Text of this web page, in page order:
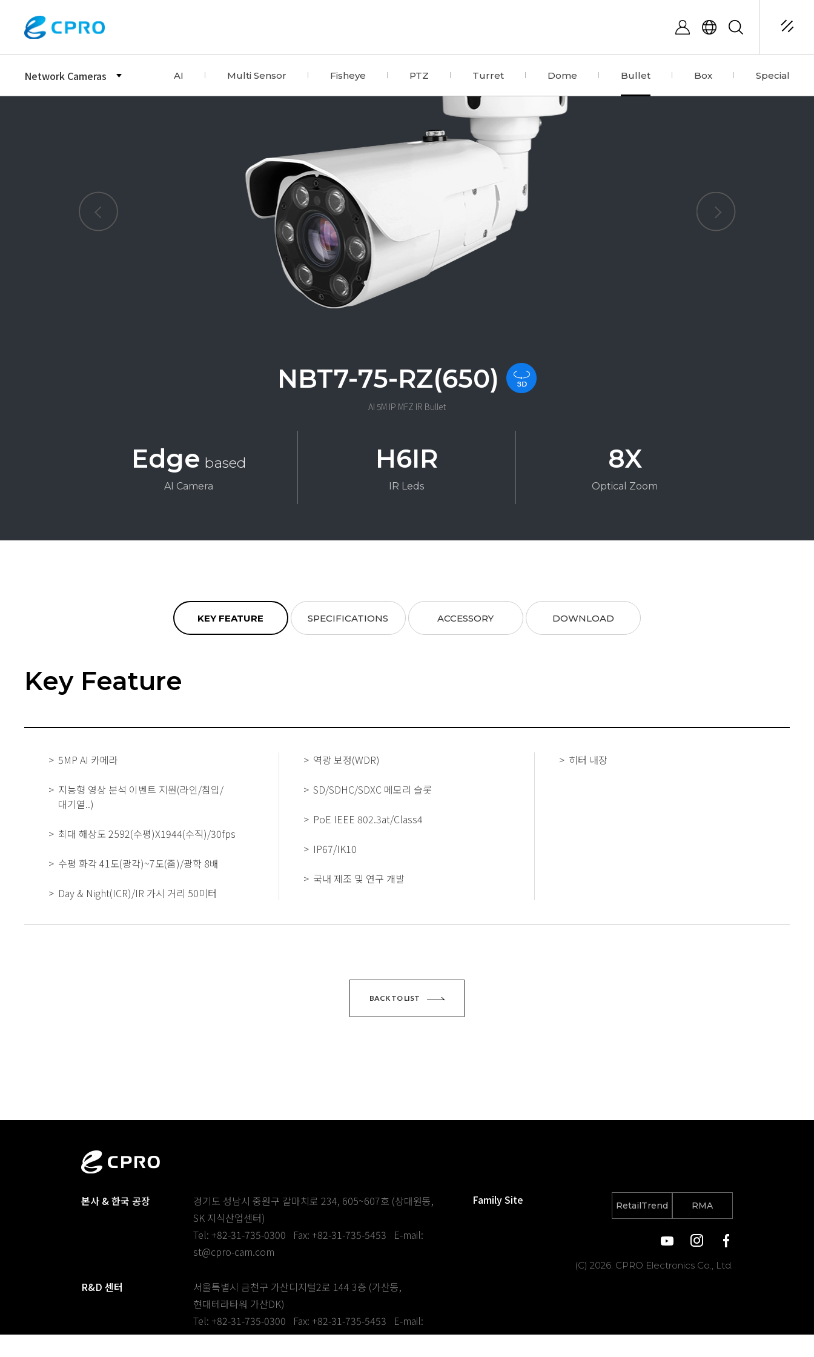
Network Cameras AI Multi Sensor Fisheye PTZ Turret Dome Bullet Box Special
NBT7-75-RZ(650)
AI 5M IP MFZ IR Bullet
Edge based
AI Camera
H6IR
IR Leds
8X
Optical Zoom
KEY FEATURE SPECIFICATIONS ACCESSORY DOWNLOAD
Key Feature
5MP AI 카메라
지능형 영상 분석 이벤트 지원(라인/침입/
대기열..)
최대 해상도 2592(수평)X1944(수직)/30fps
수평 화각 41도(광각)~7도(줌)/광학 8배
Day & Night(ICR)/IR 가시 거리 50미터
역광 보정(WDR)
SD/SDHC/SDXC 메모리 슬롯
PoE IEEE 802.3at/Class4
IP67/IK10
국내 제조 및 연구 개발
히터 내장
BACK TO LIST
본사 & 한국 공장
경기도 성남시 중원구 갈마치로 234, 605~607호 (상대원동,
SK 지식산업센터)
Tel: +82-31-735-0300
Fax: +82-31-735-5453
E-mail:
st@cpro-cam.com
R&D 센터
서울특별시 금천구 가산디지털2로 144 3층 (가산동,
현대테라타워 가산DK)
Tel: +82-31-735-0300
Fax: +82-31-735-5453
E-mail:
st@cpro-cam.com
Family Site RetailTrend RMA
(C) 2026. CPRO Electronics Co., Ltd.